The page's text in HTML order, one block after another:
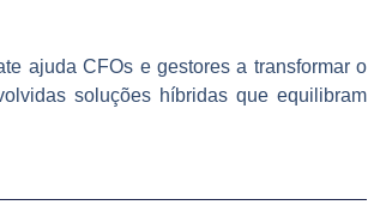
ajuda CFOs e gestores a transformar o
soluções híbridas que equilibram